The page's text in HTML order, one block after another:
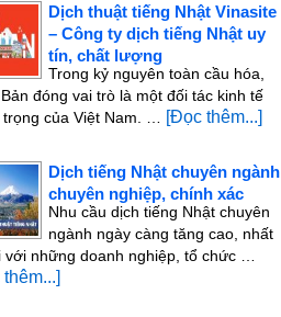
Dịch thuật tiếng Nhật Vinasite
– Công ty dịch tiếng Nhật uy
tín, chất lượng
Trong kỷ nguyên toàn cầu hóa,
đóng vai trò là một đối tác kinh tế
trọng của Việt Nam. …
[Đọc thêm...]
Dịch tiếng Nhật chuyên ngành
chuyên nghiệp, chính xác
Nhu cầu dịch tiếng Nhật chuyên
ngành ngày càng tăng cao, nhất
với những doanh nghiệp, tổ chức …